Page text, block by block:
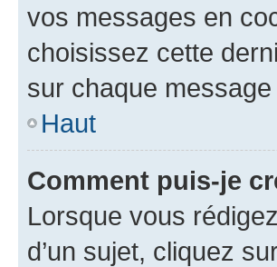
vos messages en
choisissez cette
sur chaque
Haut
Comment puis-je
Lorsque vous
d’un sujet, cliquez